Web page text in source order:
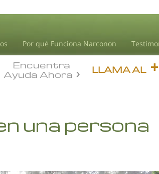
Por qué Funciona Narconon
LLAMA AL
Encuentra
Ayuda Ahora
una persona